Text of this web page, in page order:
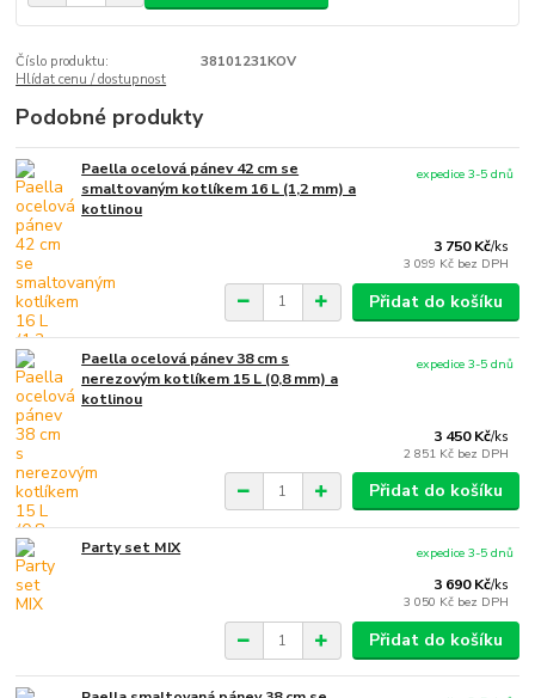
Číslo produktu:
38101231KOV
Hlídat cenu / dostupnost
Podobné produkty
Paella ocelová pánev 42 cm se
smaltovaným kotlíkem 16 L (1,2 mm) a
kotlinou
3 750 Kč/ks
3 099 Kč bez DPH
expedice 3-5 dnů
Přidat do košíku
Paella ocelová pánev 38 cm s
nerezovým kotlíkem 15 L (0,8 mm) a
kotlinou
3 450 Kč/ks
2 851 Kč bez DPH
expedice 3-5 dnů
Přidat do košíku
Party set MIX
3 690 Kč/ks
3 050 Kč bez DPH
expedice 3-5 dnů
Přidat do košíku